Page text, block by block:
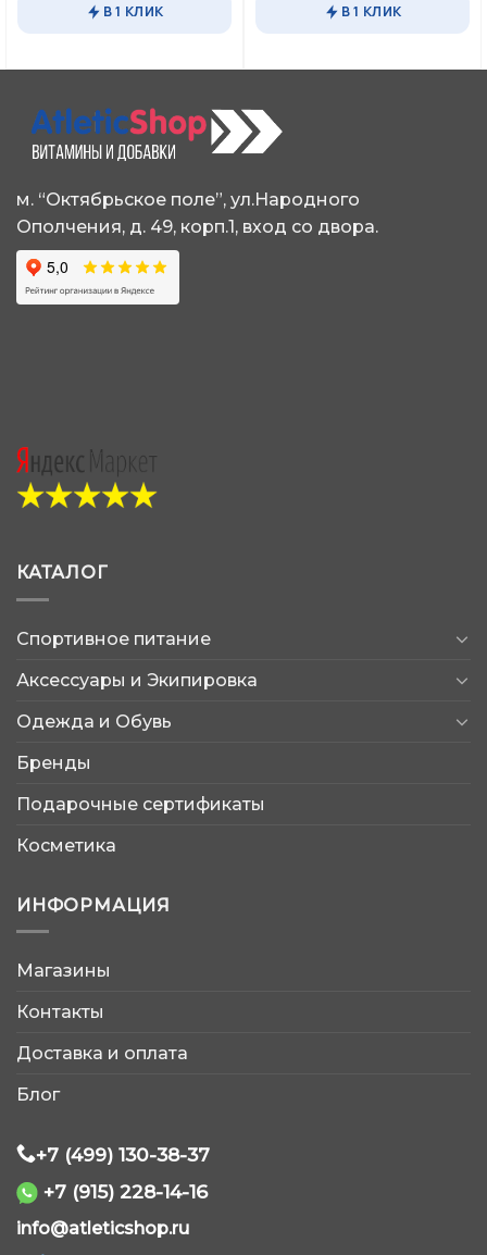
несколько
Опции
выбрать
на
странице
В 1 КЛИК
несколько
Опции
выбрать
на
В 1 КЛИК
м. “Октябрьское поле”, ул.Народного
Ополчения, д. 49, корп.1, вход со двора.
КАТАЛОГ
Спортивное питание
Аксессуары и Экипировка
Одежда и Обувь
Бренды
Подарочные сертификаты
Косметика
ИНФОРМАЦИЯ
Магазины
Контакты
Доставка и оплата
Блог
+7 (499) 130-38-37
+7 (915) 228-14-16
info@atleticshop.ru